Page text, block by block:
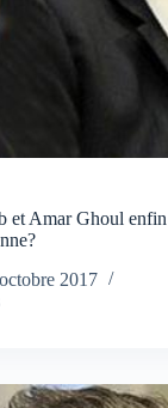
et Amar Ghoul enfin
2017